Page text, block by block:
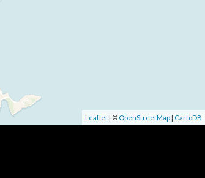
Leaflet | © OpenStreetMap | CartoDB